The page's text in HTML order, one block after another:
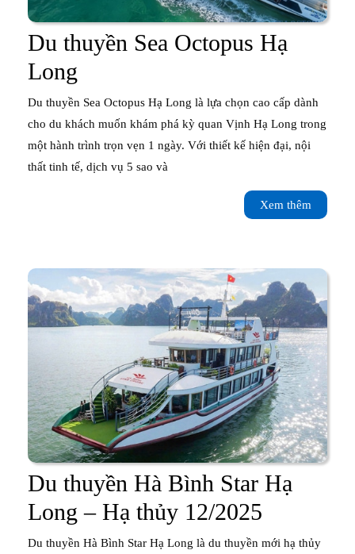
Du thuyền Sea Octopus Hạ
Long
thuyền
Sea
Octopus
Du thuyền Sea Octopus Hạ Long là lựa chọn cao cấp dành
cho du khách muốn khám phá kỳ quan Vịnh Hạ Long trong
một hành trình trọn vẹn 1 ngày. Với thiết kế hiện đại, nội
thất tinh tế, dịch vụ 5 sao và
Xem thêm
thêm
Du thuyền Hà Bình Star Hạ
Long – Hạ thủy 12/2025
thuyền
Du thuyền Hà Bình Star Hạ Long là du thuyền mới hạ thủy